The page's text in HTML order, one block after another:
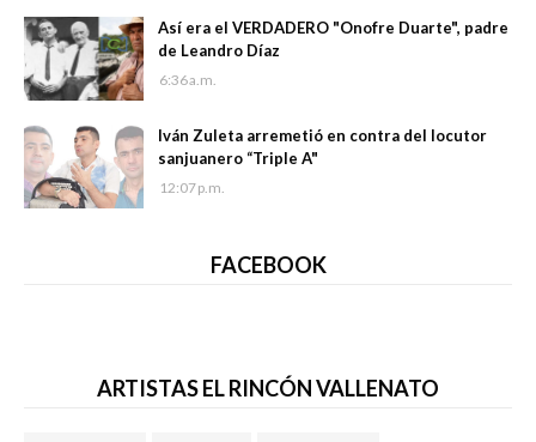
Así era el VERDADERO "Onofre Duarte", padre
de Leandro Díaz
6:36 a.m.
Iván Zuleta arremetió en contra del locutor
sanjuanero “Triple A"
12:07 p.m.
FACEBOOK
ARTISTAS EL RINCÓN VALLENATO